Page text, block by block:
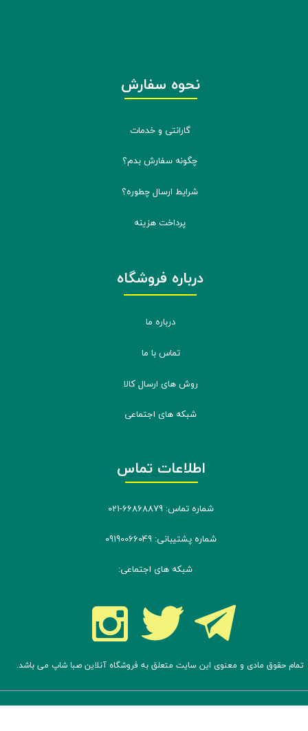
شماره تماس: 66868879-021
شماره پشتیبانی: 09190066049
شبکه های اجتماعی:
نحوه سفارش
گارانتی و خدمات
چگونه سفارش بدم؟
شرایط ارسال چطوره؟
پرداخت هزینه
تمام حقوق مادی و معنوی این سایت متعلق به فروشگاه آنلاین صبا شاپ می باشد.
درباره فروشگاه
درباره ما
تماس با ما
روش های ارسال کالا
شبکه های اجتماعی
اطلاعات تماس